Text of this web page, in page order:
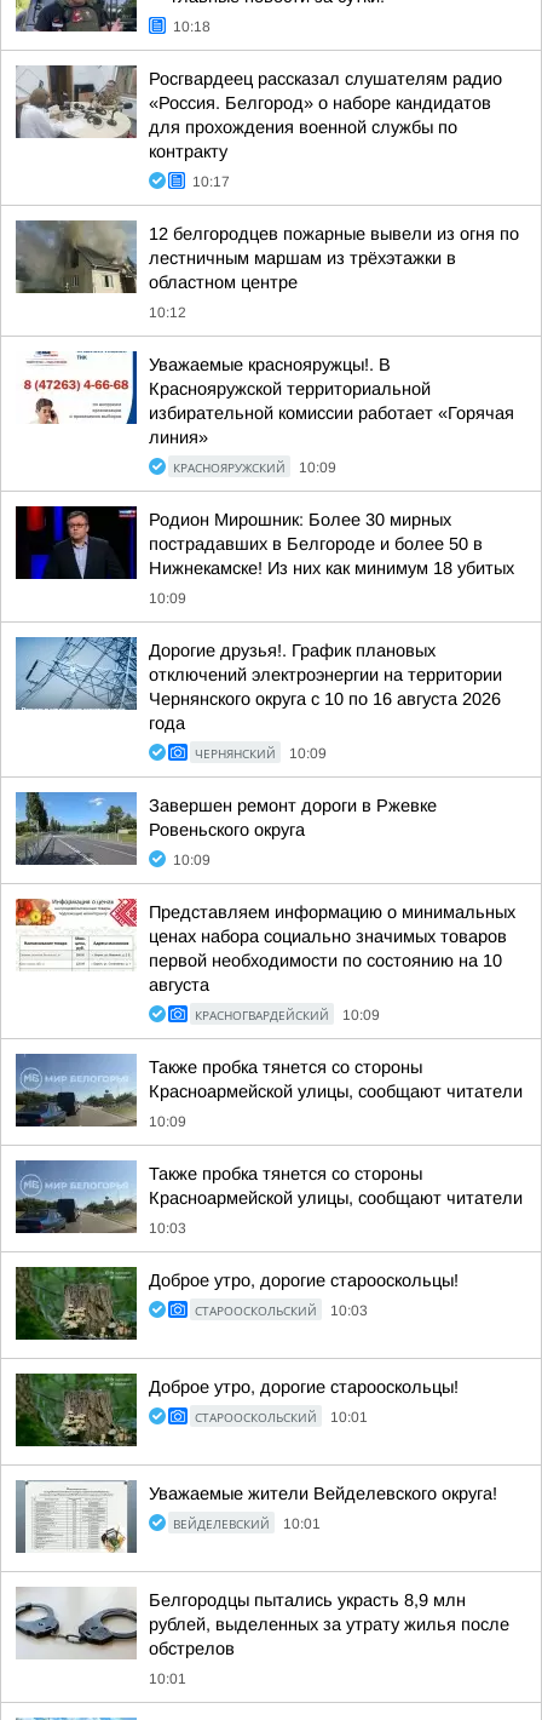
10:18
Росгвардеец рассказал слушателям радио
«Россия. Белгород» о наборе кандидатов
для прохождения военной службы по
контракту
10:17
12 белгородцев пожарные вывели из огня по
лестничным маршам из трёхэтажки в
областном центре
10:12
Уважаемые краснояружцы!. В
Краснояружской территориальной
избирательной комиссии работает «Горячая
линия»
КРАСНОЯРУЖСКИЙ 10:09
Родион Мирошник: Более 30 мирных
пострадавших в Белгороде и более 50 в
Нижнекамске! Из них как минимум 18 убитых
10:09
Дорогие друзья!. График плановых
отключений электроэнергии на территории
Чернянского округа с 10 по 16 августа 2026
года
ЧЕРНЯНСКИЙ 10:09
Завершен ремонт дороги в Ржевке
Ровеньского округа
10:09
Представляем информацию о минимальных
ценах набора социально значимых товаров
первой необходимости по состоянию на 10
августа
КРАСНОГВАРДЕЙСКИЙ 10:09
Также пробка тянется со стороны
Красноармейской улицы, сообщают читатели
10:09
Также пробка тянется со стороны
Красноармейской улицы, сообщают читатели
10:03
Доброе утро, дорогие старооскольцы!
СТАРООСКОЛЬСКИЙ 10:03
Доброе утро, дорогие старооскольцы!
СТАРООСКОЛЬСКИЙ 10:01
Уважаемые жители Вейделевского округа!
ВЕЙДЕЛЕВСКИЙ 10:01
Белгородцы пытались украсть 8,9 млн
рублей, выделенных за утрату жилья после
обстрелов
10:01